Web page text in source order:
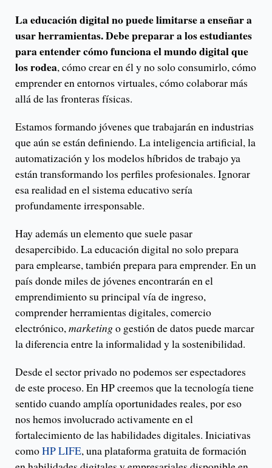
La educación digital no puede limitarse a enseñar a
usar herramientas. Debe preparar a los estudiantes
para entender cómo funciona el mundo digital que
los rodea, cómo crear en él y no solo consumirlo, cómo
emprender en entornos virtuales, cómo colaborar más
allá de las fronteras físicas.
Estamos formando jóvenes que trabajarán en industrias
que aún se están definiendo. La inteligencia artificial, la
automatización y los modelos híbridos de trabajo ya
están transformando los perfiles profesionales. Ignorar
esa realidad en el sistema educativo sería
profundamente irresponsable.
Hay además un elemento que suele pasar
desapercibido. La educación digital no solo prepara
para emplearse, también prepara para emprender. En un
país donde miles de jóvenes encontrarán en el
emprendimiento su principal vía de ingreso,
comprender herramientas digitales, comercio
electrónico,marketingo gestión de datos puede marcar
la diferencia entre la informalidad y la sostenibilidad.
Desde el sector privado no podemos ser espectadores
de este proceso. En HP creemos que la tecnología tiene
sentido cuando amplía oportunidades reales, por eso
nos hemos involucrado activamente en el
fortalecimiento de las habilidades digitales. Iniciativas
comoHP LIFE, una plataforma gratuita de formación